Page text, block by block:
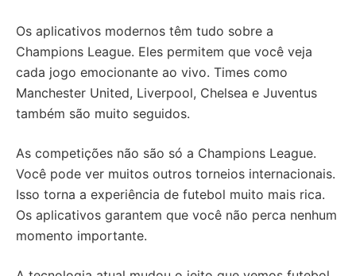
Os aplicativos modernos têm tudo sobre a
Champions League. Eles permitem que você veja
cada jogo emocionante ao vivo. Times como
Manchester United, Liverpool, Chelsea e Juventus
também são muito seguidos.
As competições não são só a Champions League.
Você pode ver muitos outros torneios internacionais.
Isso torna a experiência de futebol muito mais rica.
Os aplicativos garantem que você não perca nenhum
momento importante.